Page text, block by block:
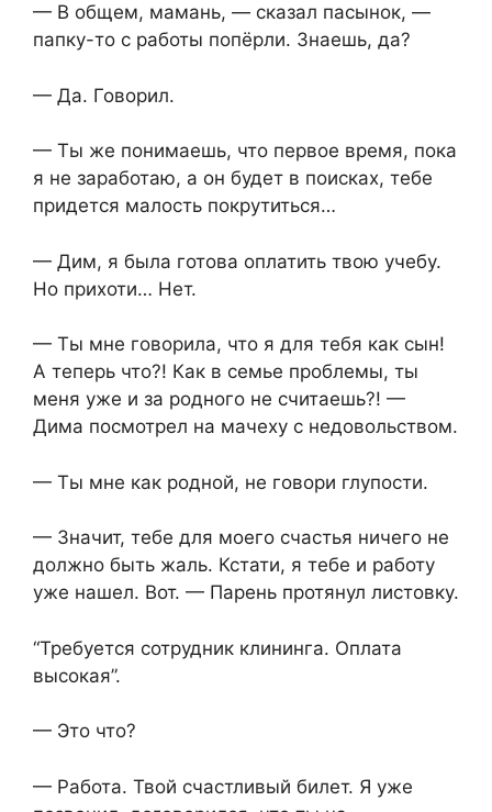
— В общем, мамань, — сказал пасынок, —
папку-то с работы попёрли. Знаешь, да?
— Да. Говорил.
— Ты же понимаешь, что первое время, пока
я не заработаю, а он будет в поисках, тебе
придется малость покрутиться…
— Дим, я была готова оплатить твою учебу.
Но прихоти… Нет.
— Ты мне говорила, что я для тебя как сын!
А теперь что?! Как в семье проблемы, ты
меня уже и за родного не считаешь?! —
Дима посмотрел на мачеху с недовольством.
— Ты мне как родной, не говори глупости.
— Значит, тебе для моего счастья ничего не
должно быть жаль. Кстати, я тебе и работу
уже нашел. Вот. — Парень протянул листовку.
“Требуется сотрудник клининга. Оплата
высокая”.
— Это что?
— Работа. Твой счастливый билет. Я уже